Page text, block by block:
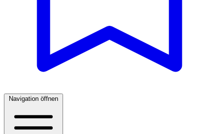
Navigation öffnen